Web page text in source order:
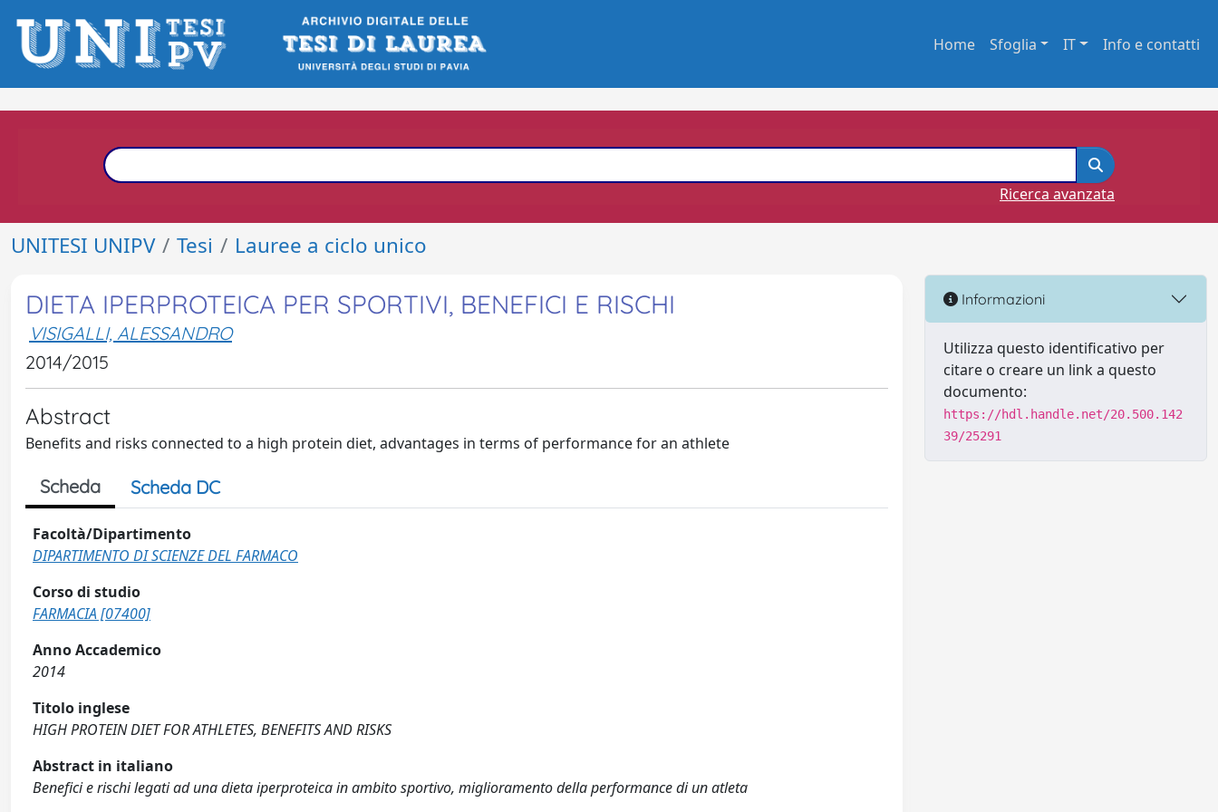
Home Sfoglia IT Info e contatti
Ricerca avanzata
UNITESI UNIPV Tesi Lauree a ciclo unico
DIETA IPERPROTEICA PER SPORTIVI, BENEFICI E RISCHI
VISIGALLI, ALESSANDRO
2014/2015
Abstract
Benefits and risks connected to a high protein diet, advantages in terms of performance for an athlete
Scheda Scheda DC
Facoltà/Dipartimento
DIPARTIMENTO DI SCIENZE DEL FARMACO
Corso di studio
FARMACIA [07400]
Anno Accademico
2014
Titolo inglese
HIGH PROTEIN DIET FOR ATHLETES, BENEFITS AND RISKS
Abstract in italiano
Benefici e rischi legati ad una dieta iperproteica in ambito sportivo, miglioramento della performance di un atleta
Informazioni
Utilizza questo identificativo per
citare o creare un link a questo
documento:
https://hdl.handle.net/20.500.142
39/25291